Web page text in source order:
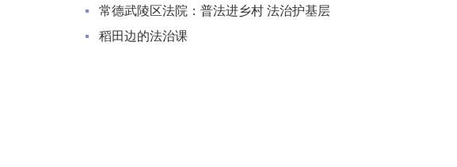
全课
常德武陵区法院：普法进乡村 法治护基层
稻田边的法治课